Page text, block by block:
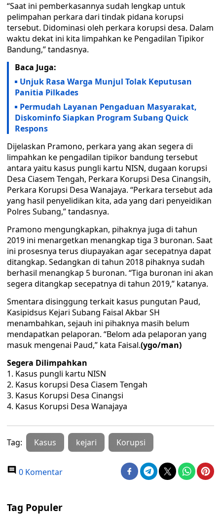
“Saat ini pemberkasannya sudah lengkap untuk
pelimpahan perkara dari tindak pidana korupsi
tersebut. Didominasi oleh perkara korupsi desa. Dalam
waktu dekat ini kita limpahkan ke Pengadilan Tipikor
Bandung,” tandasnya.
Baca Juga:
Unjuk Rasa Warga Munjul Tolak Keputusan
Panitia Pilkades
Permudah Layanan Pengaduan Masyarakat,
Diskominfo Siapkan Program Subang Quick
Respons
Dijelaskan Pramono, perkara yang akan segera di
limpahkan ke pengadilan tipikor bandung tersebut
antara yaitu kasus pungli kartu NISN, dugaan korupsi
Desa Ciasem Tengah, Perkara Korupsi Desa Cinangsih,
Perkara Korupsi Desa Wanajaya. “Perkara tersebut ada
yang hasil penyelidikan kita, ada yang dari penyeidikan
Polres Subang,” tandasnya.
Pramono mengungkapkan, pihaknya juga di tahun
2019 ini menargetkan menangkap tiga 3 buronan. Saat
ini prosesnya terus diupayakan agar secepatnya dapat
ditangkap. Sedangkan di tahun 2018 pihaknya sudah
berhasil menangkap 5 buronan. “Tiga buronan ini akan
segera ditangkap secepatnya di tahun 2019,” katanya.
Smentara disinggung terkait kasus pungutan Paud,
Kasipidsus Kejari Subang Faisal Akbar SH
menambahkan, sejauh ini pihaknya masih belum
mendapatkan pelaporan. “Belom ada pelaporan yang
masuk mengenai Paud,” kata Faisal.(ygo/man)
Segera Dilimpahkan
1. Kasus pungli kartu NISN
2. Kasus korupsi Desa Ciasem Tengah
3. Kasus Korupsi Desa Cinangsi
4. Kasus Korupsi Desa Wanajaya
Tag: Kasus kejari Korupsi
0 Komentar
Tag Populer